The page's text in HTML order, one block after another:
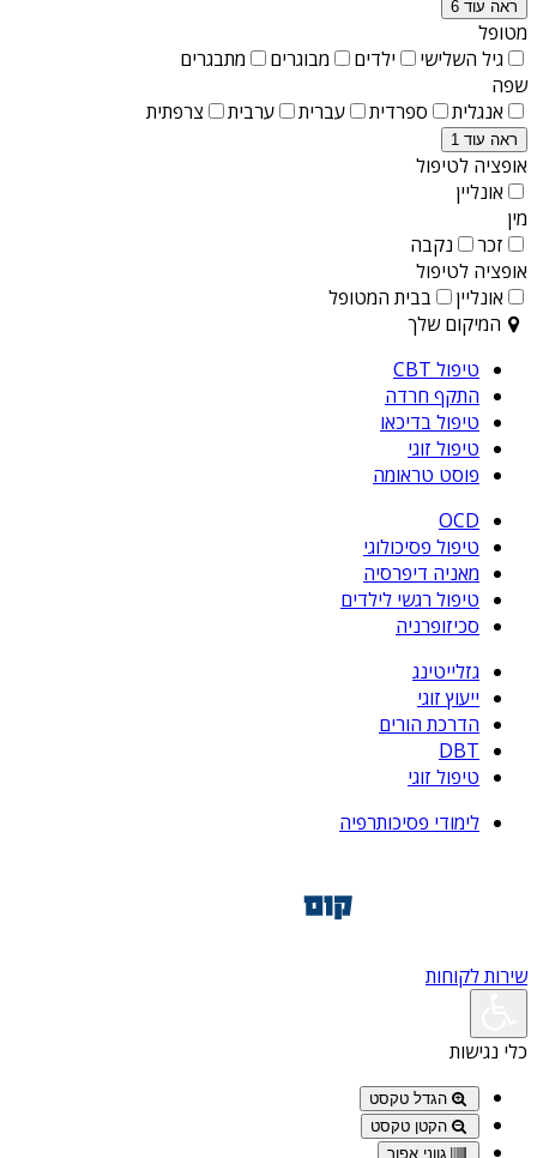
ראה עוד 6
מטופל
גיל השלישי
ילדים מבוגרים
מתבגרים
שפה
אנגלית
ספרדית עברית ערבית צרפתית
ראה עוד 1
אופציה לטיפול
אונליין
מין
זכר
נקבה
אופציה לטיפול
אונליין
בבית המטופל
המיקום שלך
טיפול CBT
התקף חרדה
טיפול בדיכאו
טיפול זוגי
פוסט טראומה
OCD
טיפול פסיכולוגי
מאניה דיפרסיה
טיפול רגשי לילדים
סכיזופרניה
גזלייטינג
ייעוץ זוגי
הדרכת הורים
DBT
טיפול זוגי
לימודי פסיכותרפיה
שירות לקוחות
כלי נגישות
הגדל טקסט
הקטן טקסט
גווני אפור